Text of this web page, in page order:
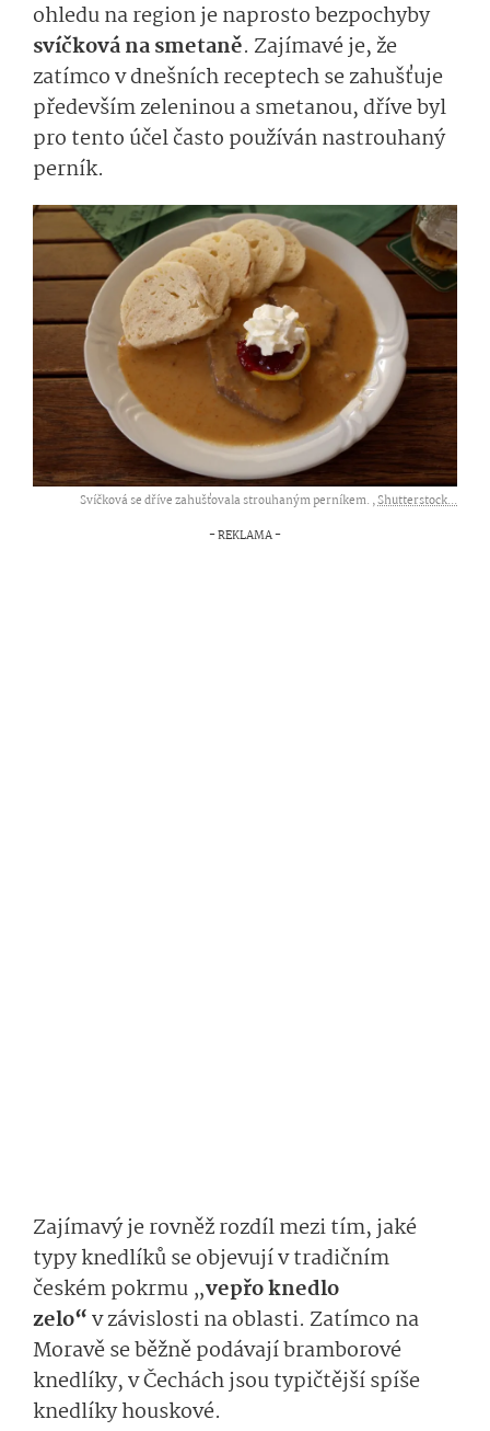
ohledu na region je naprosto bezpochyby
svíčková na smetaně. Zajímavé je, že
zatímco v dnešních receptech se zahušťuje
především zeleninou a smetanou, dříve byl
pro tento účel často používán nastrouhaný
perník.
Svíčková se dříve zahušťovala strouhaným perníkem. ,Shutterstock...
Zajímavý je rovněž rozdíl mezi tím, jaké
typy knedlíků se objevují v tradičním
českém pokrmu „vepřo knedlo
zelo“v závislosti na oblasti. Zatímco na
Moravě se běžně podávají bramborové
knedlíky, v Čechách jsou typičtější spíše
knedlíky houskové.